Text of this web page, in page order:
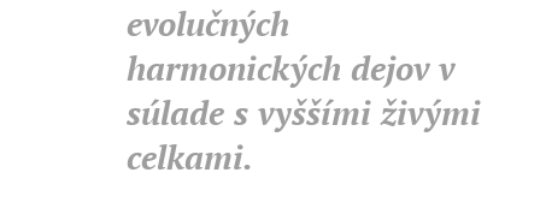
evolučných
harmonických dejov v
súlade s vyššími živými
celkami.